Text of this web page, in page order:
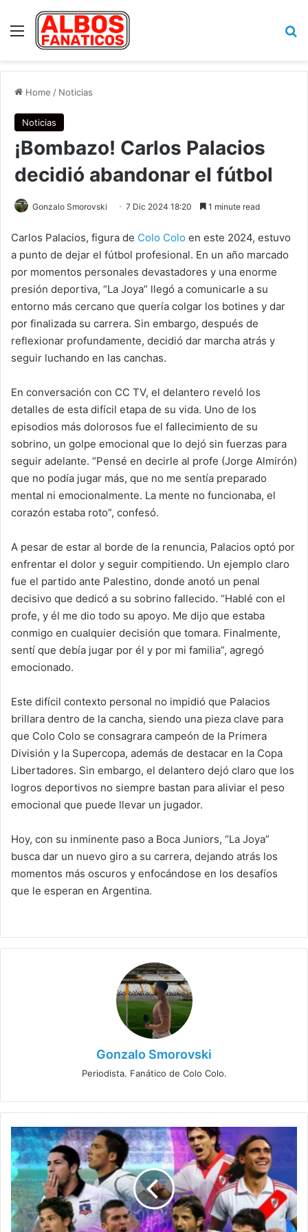
Menu
Home / Noticias
Noticias
¡Bombazo! Carlos Palacios
decidió abandonar el fútbol
Gonzalo Smorovski 7 Dic 2024 18:20 1 minute read
Carlos Palacios, figura de Colo Colo en este 2024, estuvo
a punto de dejar el fútbol profesional. En un año marcado
por momentos personales devastadores y una enorme
presión deportiva, “La Joya” llegó a comunicarle a su
entorno más cercano que quería colgar los botines y dar
por finalizada su carrera. Sin embargo, después de
reflexionar profundamente, decidió dar marcha atrás y
seguir luchando en las canchas.
En conversación con CC TV, el delantero reveló los
detalles de esta difícil etapa de su vida. Uno de los
episodios más dolorosos fue el fallecimiento de su
sobrino, un golpe emocional que lo dejó sin fuerzas para
seguir adelante. “Pensé en decirle al profe (Jorge Almirón)
que no podía jugar más, que no me sentía preparado
mental ni emocionalmente. La mente no funcionaba, el
corazón estaba roto”, confesó.
A pesar de estar al borde de la renuncia, Palacios optó por
enfrentar el dolor y seguir compitiendo. Un ejemplo claro
fue el partido ante Palestino, donde anotó un penal
decisivo que dedicó a su sobrino fallecido. “Hablé con el
profe, y él me dio todo su apoyo. Me dijo que estaba
conmigo en cualquier decisión que tomara. Finalmente,
sentí que debía jugar por él y por mi familia”, agregó
emocionado.
Este difícil contexto personal no impidió que Palacios
brillara dentro de la cancha, siendo una pieza clave para
que Colo Colo se consagrara campeón de la Primera
División y la Supercopa, además de destacar en la Copa
Libertadores. Sin embargo, el delantero dejó claro que los
logros deportivos no siempre bastan para aliviar el peso
emocional que puede llevar un jugador.
Hoy, con su inminente paso a Boca Juniors, “La Joya”
busca dar un nuevo giro a su carrera, dejando atrás los
momentos más oscuros y enfocándose en los desafíos
que le esperan en Argentina.
Gonzalo Smorovski
Periodista. Fanático de Colo Colo.
¿Cuándo
juegan
y
quién
transmite
el
Duelo